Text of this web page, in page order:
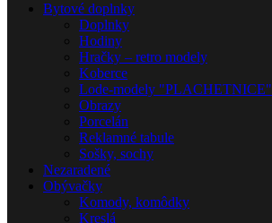
Bytové doplnky
Doplnky
Hodiny
Hračky – retro modely
Koberce
Lode-modely "PLACHETNICE"
Obrazy
Porcelán
Reklamné tabule
Sošky, sochy
Nezaradené
Obývačky
Komody, komôdky
Kreslá